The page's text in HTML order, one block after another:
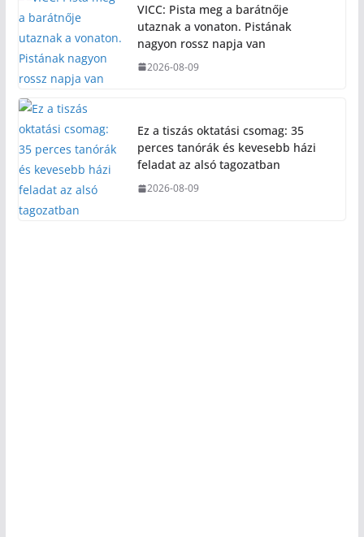
VICC: Pista meg a barátnője
utaznak a vonaton. Pistának
nagyon rossz napja van
2026-08-09
Ez a tiszás oktatási csomag: 35
perces tanórák és kevesebb házi
feladat az alsó tagozatban
2026-08-09